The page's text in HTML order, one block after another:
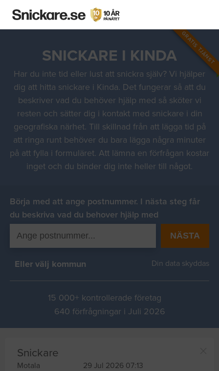
GRATIS TJÄNST
SNICKARE I KINDA
Har du inte tid eller lust att snickra själv? Vi hjälper
dig att hitta snickare i Kinda. Det fungerar så att du
beskriver vad du behöver hjälp med så sköter vi
resten och sätter dig i kontakt med snickare i din
geografiska närhet. Till skillnad från att lägga tid på
att ringa runt behöver du bara lägga några minuter
på att fylla i formuläret. Att lämna en förfrågan kostar
inget och du binder dig inte heller till något.
Börja med att ange postnummer. I nästa steg får
du beskriva vad du behover hjälp med
NÄSTA
Eller välj kommun Din data skyddas
15 000+ kontrollerade företag
640 förfrågningar i Juli 2026
Snickare
Motala 29 Jul 2026 07:13